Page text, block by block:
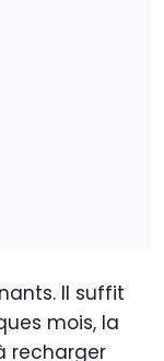
Il suffit
mois, la
recharger